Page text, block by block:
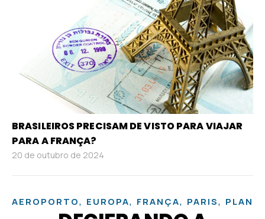
BRASILEIROS PRECISAM DE VISTO PARA VIAJAR
PARA A FRANÇA?
20 de outubro de 2024
AEROPORTO, EUROPA, FRANÇA, PARIS,